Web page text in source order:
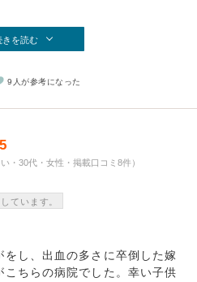
きを読む
9人が参考になった
・30代・女性・掲載口コミ8件）
ています。
し、出血の多さに卒倒した嫁
ちらの病院でした。幸い子供